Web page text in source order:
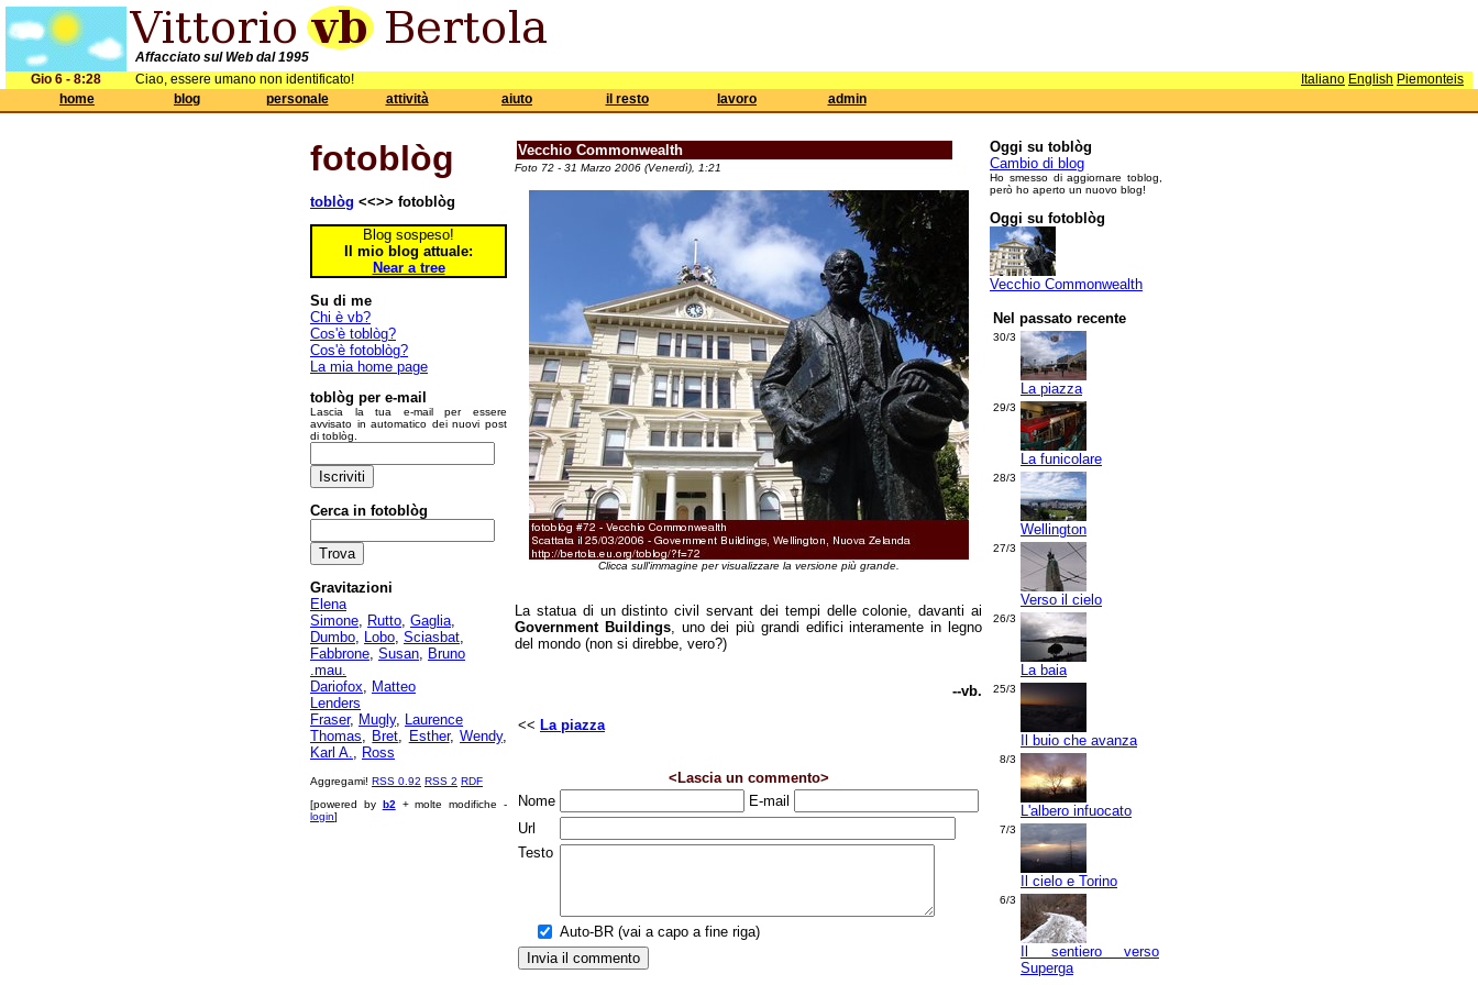
Affacciato sul Web dal 1995
Gio 6 - 8:28
Ciao, essere umano non identificato! Italiano English Piemonteis
home
blog personale attività aiuto il resto lavoro admin
fotoblòg
toblòg <<>> fotoblòg
Blog sospeso!
Il mio blog attuale:
Near a tree
Su di me
Chi è vb?
Cos'è toblòg?
Cos'è fotoblòg?
La mia home page
toblòg per e-mail
Lascia la tua e-mail per essere
avvisato in automatico dei nuovi post
di toblòg.
Cerca in fotoblòg
Gravitazioni
Elena
Simone, Rutto, Gaglia,
Dumbo, Lobo, Sciasbat,
Fabbrone, Susan, Bruno
.mau.
Dariofox, Matteo
Lenders
Fraser, Mugly, Laurence
Thomas, Bret, Esther,Wendy,
Karl A., Ross
Aggregami! RSS 0.92 RSS 2 RDF
[powered by b2 + molte modifiche -
login]
Vecchio Commonwealth
Foto 72 - 31 Marzo 2006 (Venerdì), 1:21
Clicca sull'immagine per visualizzare la versione più grande.
La statua di un distinto civil servant dei tempi delle colonie, davanti ai
Government Buildings, uno dei più grandi edifici interamente in legno
del mondo (non si direbbe, vero?)
--vb.
<< La piazza
<Lascia un commento>
Nome
E-mail
Url
Testo
Auto-BR (vai a capo a fine riga)
Oggi su toblòg
Cambio di blog
Ho smesso di aggiornare toblog,
però ho aperto un nuovo blog!
Oggi su fotoblòg
Vecchio Commonwealth
Nel passato recente
30/3
La piazza
29/3
La funicolare
28/3
Wellington
27/3
Verso il cielo
26/3
La baia
25/3
Il buio che avanza
8/3
L'albero infuocato
7/3
Il cielo e Torino
6/3
Il sentiero verso
Superga